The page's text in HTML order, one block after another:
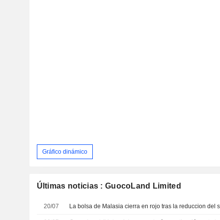
Gráfico dinámico
Últimas noticias : GuocoLand Limited
20/07